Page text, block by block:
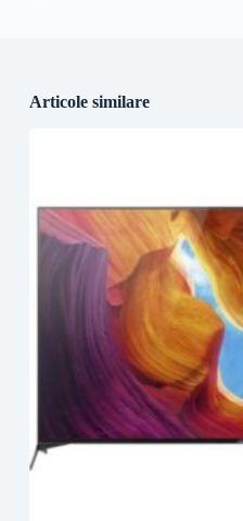
Articole similare